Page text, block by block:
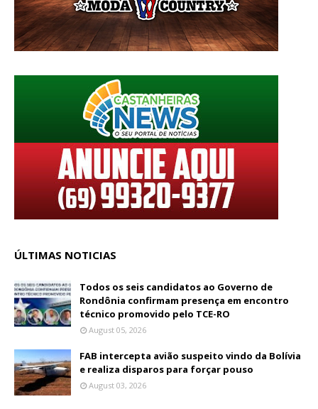
ÚLTIMAS NOTICIAS
Todos os seis candidatos ao Governo de
Rondônia confirmam presença em encontro
técnico promovido pelo TCE-RO
August 05, 2026
FAB intercepta avião suspeito vindo da Bolívia
e realiza disparos para forçar pouso
August 03, 2026